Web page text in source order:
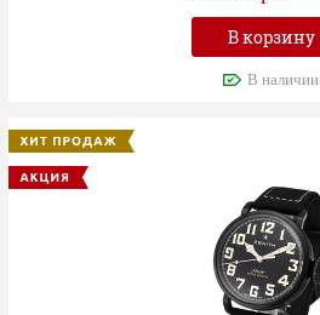
В корзину
В наличии